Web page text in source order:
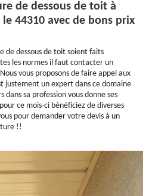
de dessous de toit à
44310 avec de bons prix
de dessous de toit soient faits
les normes il faut contacter un
vous proposons de faire appel aux
justement un expert dans ce domaine
dans sa profession vous donne ses
ce mois-ci bénéficiez de diverses
pour demander votre devis à un
!!